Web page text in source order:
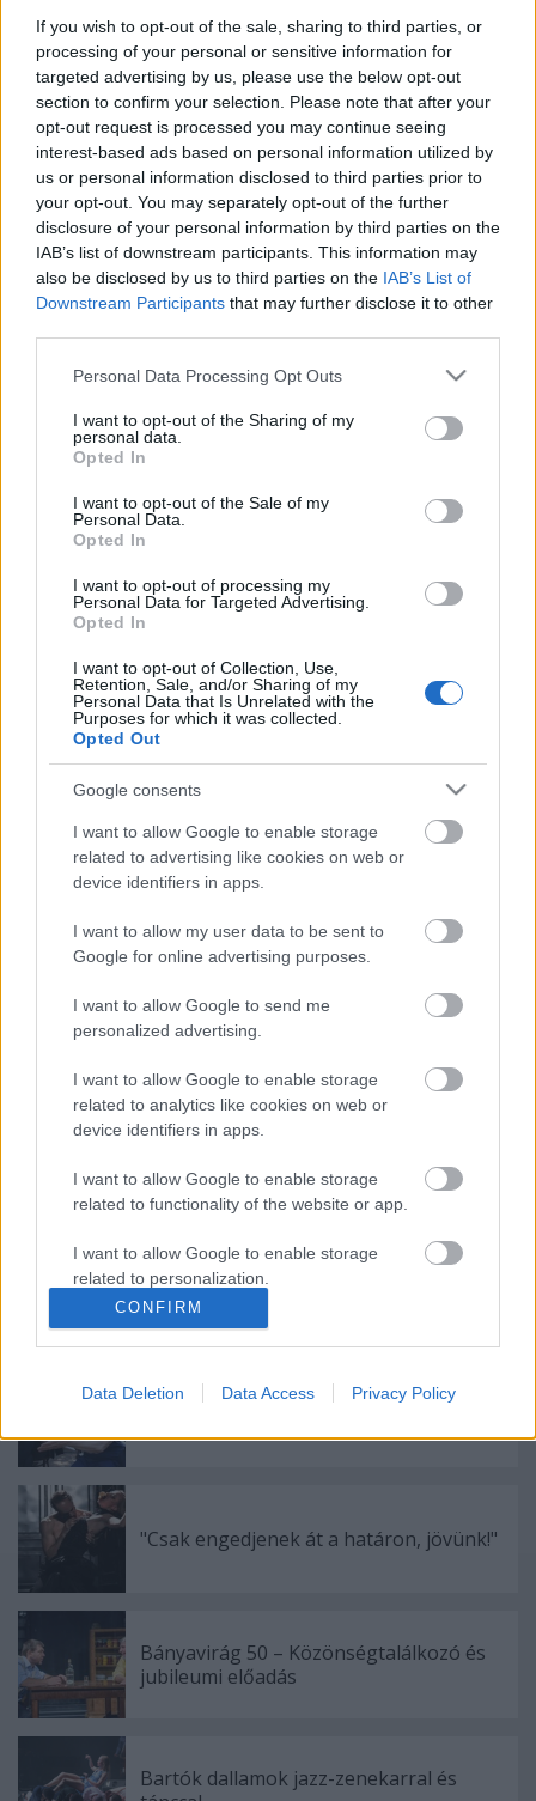
If you wish to opt-out of the sale, sharing to third parties, or
processing of your personal or sensitive information for
targeted advertising by us, please use the below opt-out
section to confirm your selection. Please note that after your
opt-out request is processed you may continue seeing
interest-based ads based on personal information utilized by
us or personal information disclosed to third parties prior to
your opt-out. You may separately opt-out of the further
disclosure of your personal information by third parties on the
IAB’s list of downstream participants. This information may
also be disclosed by us to third parties on the IAB’s List of
Downstream Participants that may further disclose it to other
Please note that this website/app uses one or more Google
not limited to your visit or usage behaviour. You may click to
grant or deny consent to Google and its third-party tags to
use your data for below specified purposes in below Google
consent section.
Personal Data Processing Opt Outs
I want to opt-out of the Sharing of my
personal data.
Opted In
I want to opt-out of the Sale of my
Personal Data.
Opted In
I want to opt-out of processing my
Personal Data for Targeted Advertising.
Opted In
I want to opt-out of Collection, Use,
Retention, Sale, and/or Sharing of my
Personal Data that Is Unrelated with the
Purposes for which it was collected.
Opted Out
Google consents
I want to allow Google to enable storage
related to advertising like cookies on web or
device identifiers in apps.
I want to allow my user data to be sent to
Google for online advertising purposes.
I want to allow Google to send me
personalized advertising.
I want to allow Google to enable storage
related to analytics like cookies on web or
device identifiers in apps.
I want to allow Google to enable storage
related to functionality of the website or app.
I want to allow Google to enable storage
related to personalization.
I want to allow Google to enable storage
related to security, including authentication
user protection.
CONFIRM
Data Deletion Data Access Privacy Policy
Gray-t. Legújabb produkciójukTennessee Williams
egyik legutolsó darabjában két szerepet játszik
Scott Shepherd.
Az 1980-ban publikáltVieux Carré
egy ócska,
lepusztult családi panzióban játszódik, New-Orléans
régi negyedében. Az erőszak, az őrület, a vállalt
homoszexualitás a témája a műnek.
További információk: http://www.thewoostergroup.org/
fotók:Yesim Ak
forrás:ITI Magyar Központ
Ajánlott bejegyzések:
"Csak engedjenek át a határon, jövünk!"
Bányavirág 50 – Közönségtalálkozó és
jubileumi előadás
Bartók dallamok jazz-zenekarral és